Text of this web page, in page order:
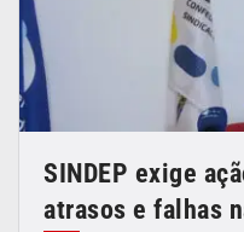
SINDEP exige
atrasos e falhas